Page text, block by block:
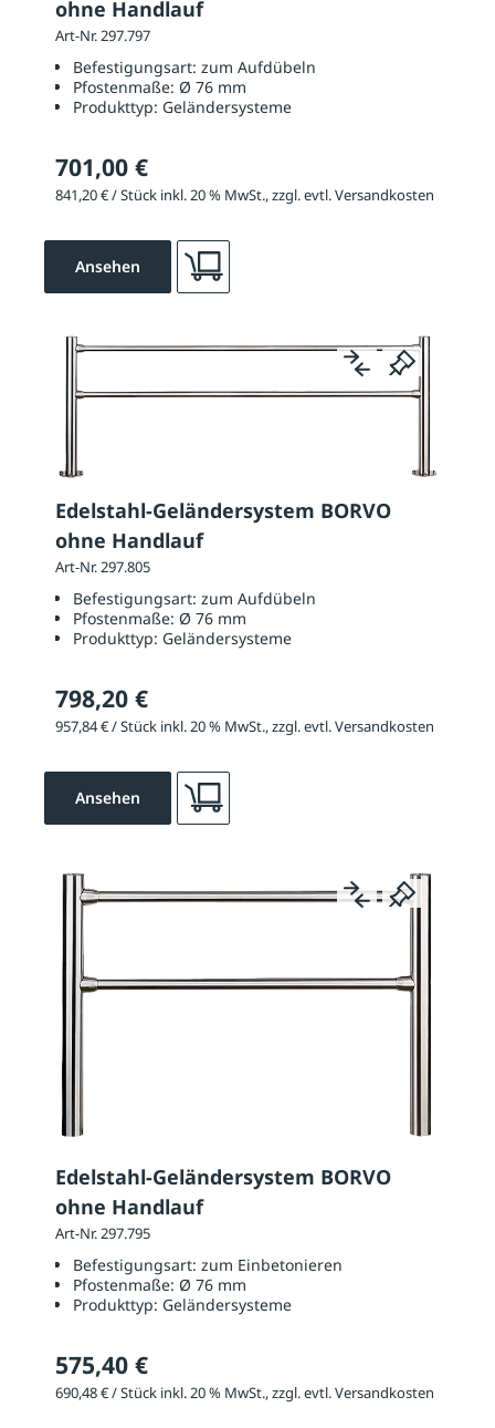
ohne Handlauf
Art-Nr. 297.797
Befestigungsart: zum Aufdübeln
Pfostenmaße: Ø 76 mm
Produkttyp: Geländersysteme
701,00 €
841,20 € / Stück inkl. 20 % MwSt., zzgl. evtl. Versandkosten
Ansehen
Edelstahl-Geländersystem BORVO
ohne Handlauf
Art-Nr. 297.805
Befestigungsart: zum Aufdübeln
Pfostenmaße: Ø 76 mm
Produkttyp: Geländersysteme
798,20 €
957,84 € / Stück inkl. 20 % MwSt., zzgl. evtl. Versandkosten
Ansehen
Edelstahl-Geländersystem BORVO
ohne Handlauf
Art-Nr. 297.795
Befestigungsart: zum Einbetonieren
Pfostenmaße: Ø 76 mm
Produkttyp: Geländersysteme
575,40 €
690,48 € / Stück inkl. 20 % MwSt., zzgl. evtl. Versandkosten